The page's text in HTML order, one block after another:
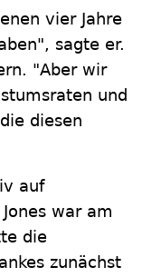
vier Jahre
sagte er.
"Aber wir
und
diesen
auf
war am
die
zunächst